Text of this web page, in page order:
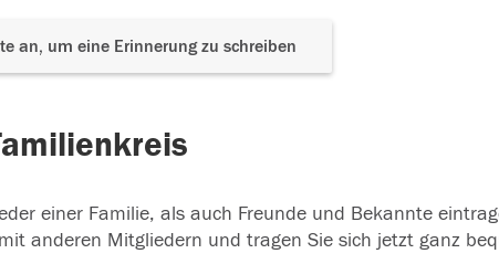
an, um eine Erinnerung zu schreiben
einer Familie, als auch Freunde und Bekannte
anderen Mitgliedern und tragen Sie sich jetzt ganz